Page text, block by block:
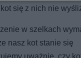
się z nich nie
w szelkach
nasz kot stanie się
uważnie, czy